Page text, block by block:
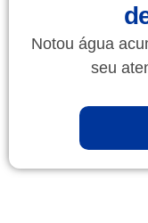
Notou água
seu